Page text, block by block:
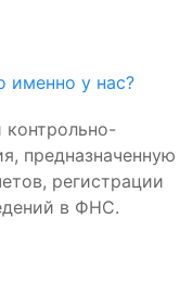
именно у нас?
предназначенную
регистрации
в ФНС.